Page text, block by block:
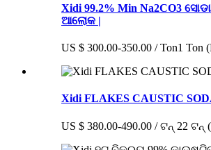
Xidi 99.2% Min Na2CO3
ଆଲୋକ |
US $ 300.00-350.00 / Ton1 Ton
Xidi FLAKES CAUSTIC
US $ 380.00-490.00 / ଟନ୍ 22 ଟନ୍